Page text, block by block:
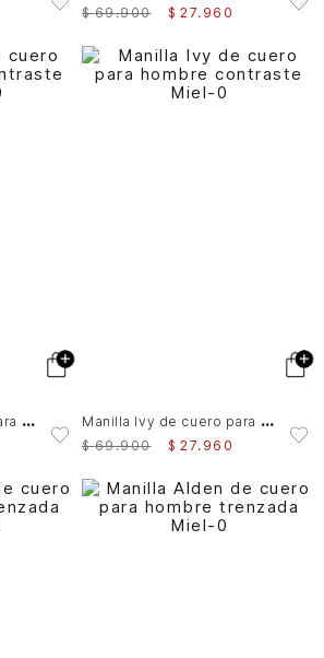
$ 69.900 $ 27. 960
M
anilla Ivy de cuero para hombre contraste M
anilla Ivy de cuero para hombre contraste
$ 69.900 $ 27. 960